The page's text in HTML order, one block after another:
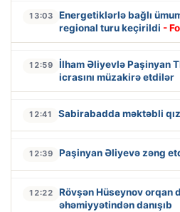
13:03
Energetiklərlə bağlı
regional turu keçirildi -
12:59
İlham Əliyevlə Paşinyan
icrasını müzakirə etdilər
12:41 Sabirabadda məktəbli
12:39 Paşinyan Əliyevə zəng
12:22
Rövşən Hüseynov orqan
əhəmiyyətindən danışıb